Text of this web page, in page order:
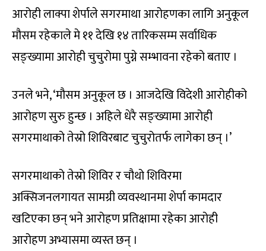
आरोही लाक्पा शेर्पाले सगरमाथा आरोहणका लागि अनुकूल
मौसम रहेकाले मे ११ देखि १४ तारिकसम्म सर्वाधिक
सङ्ख्यामा आरोही चुचुरोमा पुग्ने सम्भावना रहेको बताए ।
उनले भने, ‘मौसम अनुकूल छ । आजदेखि विदेशी आरोहीको
आरोहण सुरु हुन्छ । अहिले धेरै सङ्ख्यामा आरोही
सगरमाथाको तेस्रो शिविरबाट चुचुरोतर्फ लागेका छन् ।’
सगरमाथाको तेस्रो शिविर र चौथो शिविरमा
अक्सिजनलगायत सामग्री व्यवस्थानमा शेर्पा कामदार
खटिएका छन् भने आरोहण प्रतिक्षामा रहेका आरोही
आरोहण अभ्यासमा व्यस्त छन् ।